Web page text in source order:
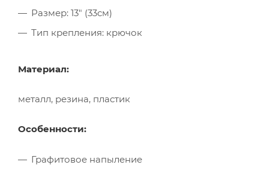
Размер: 13" (33см)
Тип крепления: крючок
Материал:
металл, резина, пластик
Особенности:
Графитовое напыление